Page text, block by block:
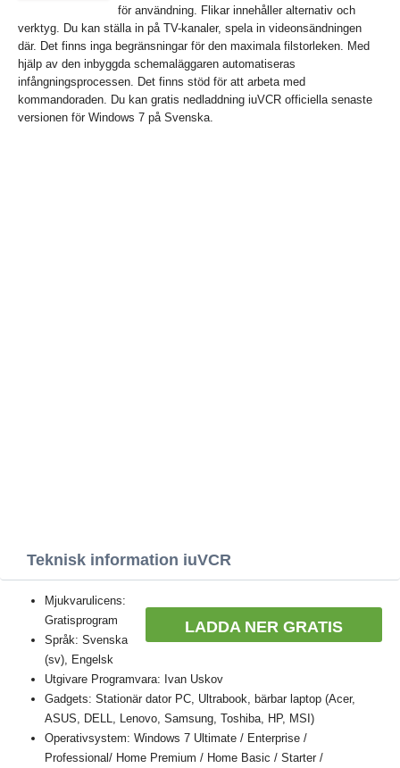
för användning. Flikar innehåller alternativ och
verktyg. Du kan ställa in på TV-kanaler, spela in videonsändningen
där. Det finns inga begränsningar för den maximala filstorleken. Med
hjälp av den inbyggda schemaläggaren automatiseras
infångningsprocessen. Det finns stöd för att arbeta med
kommandoraden. Du kan gratis nedladdning iuVCR officiella senaste
versionen för Windows 7 på Svenska.
Teknisk information iuVCR
LADDA NER GRATIS
Mjukvarulicens:
Gratisprogram
Språk: Svenska
(sv), Engelsk
Utgivare Programvara: Ivan Uskov
Gadgets: Stationär dator PC, Ultrabook, bärbar laptop (Acer,
ASUS, DELL, Lenovo, Samsung, Toshiba, HP, MSI)
Operativsystem: Windows 7 Ultimate / Enterprise /
Professional/ Home Premium / Home Basic / Starter /